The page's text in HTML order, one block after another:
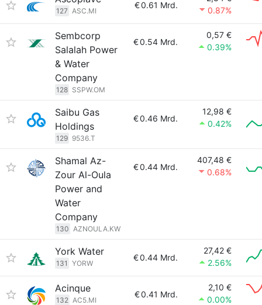
127 ASC.MI
€0.61 Mrd.
0.87%
Sembcorp
Salalah Power
& Water
Company
128 SSPW.OM
€0.54 Mrd.
0,57 €
0.39%
Saibu Gas
Holdings
129 9536.T
€0.46 Mrd.
12,98 €
0.42%
Shamal Az-
Zour Al-Oula
Power and
Water
Company
130 AZNOULA.KW
€0.44 Mrd.
407,48 €
0.68%
York Water
131 YORW
€0.44 Mrd.
27,42 €
2.56%
Acinque
132 AC5.MI
€0.41 Mrd.
2,10 €
0.00%